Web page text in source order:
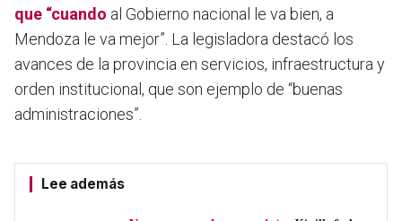
que “cuando al Gobierno nacional le va bien, a
Mendoza le va mejor”. La legisladora destacó los
avances de la provincia en servicios, infraestructura y
orden institucional, que son ejemplo de “buenas
administraciones”.
Lee además